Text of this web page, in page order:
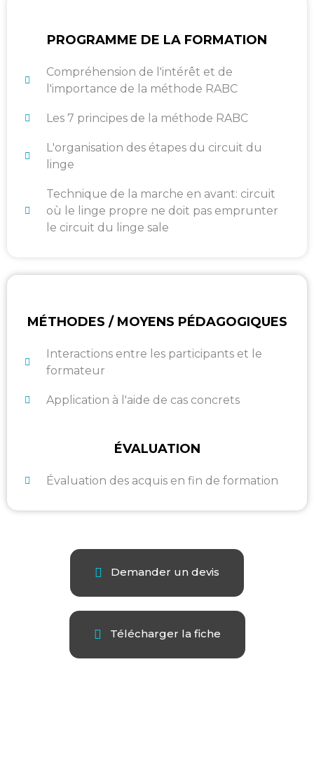
PROGRAMME DE LA FORMATION
Compréhension de l'intérêt et de
l'importance de la méthode RABC
Les 7 principes de la méthode RABC
L'organisation des étapes du circuit du
linge
Technique de la marche en avant: circuit
où le linge propre ne doit pas emprunter
le circuit du linge sale
MÉTHODES / MOYENS PÉDAGOGIQUES
Interactions entre les participants et le
formateur
Application à l'aide de cas concrets
ÉVALUATION
Évaluation des acquis en fin de formation
Demander un devis
Télécharger la fiche